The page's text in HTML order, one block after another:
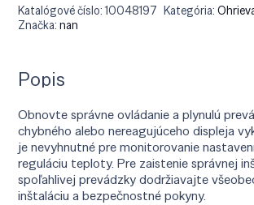
Katalógové číslo:10048197 Kategória:
Značka:nan
Popis
Obnovte správne ovládanie a plynulú
chybného alebo nereagujúceho displeja
je nevyhnutné pre monitorovanie
reguláciu teploty. Pre zaistenie správnej
spoľahlivej prevádzky dodržiavajte
inštaláciu a bezpečnostné pokyny.